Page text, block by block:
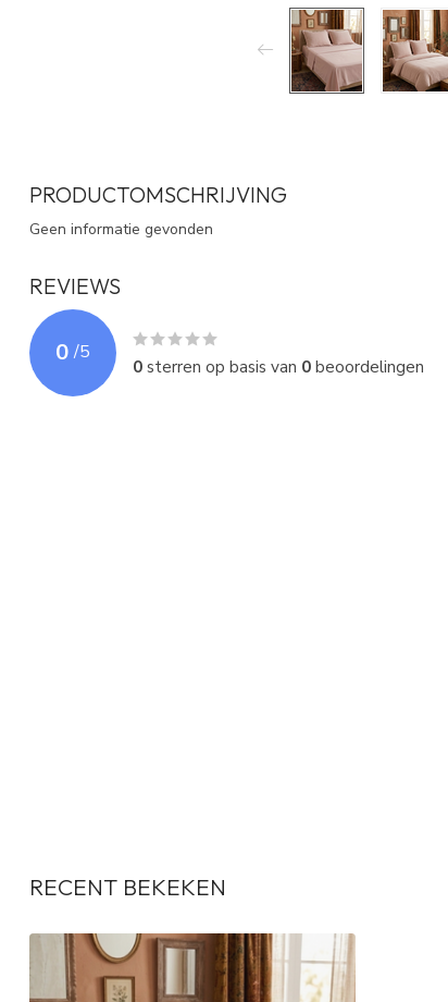
PRODUCTOMSCHRIJVING
Geen informatie gevonden
REVIEWS
0 /5
0sterren op basis van 0beoordelingen
RECENT BEKEKEN